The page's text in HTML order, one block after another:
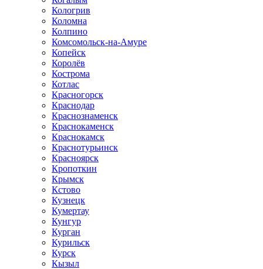
Кологрив
Коломна
Колпино
Комсомольск-на-Амуре
Копейск
Королёв
Кострома
Котлас
Красногорск
Краснодар
Краснознаменск
Краснокаменск
Краснокамск
Краснотурьинск
Красноярск
Кропоткин
Крымск
Кстово
Кузнецк
Кумертау
Кунгур
Курган
Курильск
Курск
Кызыл